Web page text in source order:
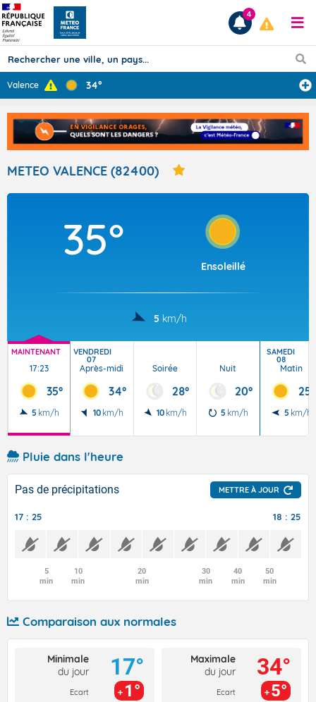
Prévisions
TOUS LES RÉSULTATS
Articles
4
Valence 34°
METEO VALENCE (82400)
35°
Ensoleillé
5 km/h
MAINTENANT
17:23
35°
5 km/h
VENDREDI
07
Après-midi
34°
10 km/h
Soirée
28°
10 km/h
Nuit
20°
5 km/h
SAMEDI
08
Matin
25°
5 km/h
Pluie dans l'heure
Pas de précipitations METTRE À JOUR
17 : 25 18 : 25
5
min
10
min
20
min
30
min
40
min
50
min
Comparaison aux normales
Minimale
du jour
Ecart
17°
1°
Maximale
du jour
Ecart
34°
5°